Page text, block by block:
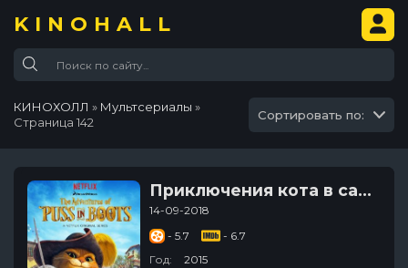
KINOHALL
КИНОХОЛЛ » Мультсериалы »
Страница 142
Сортировать по:
Приключения кота в сапогах
14-09-2018
- 5.7
- 6.7
Год:
2015